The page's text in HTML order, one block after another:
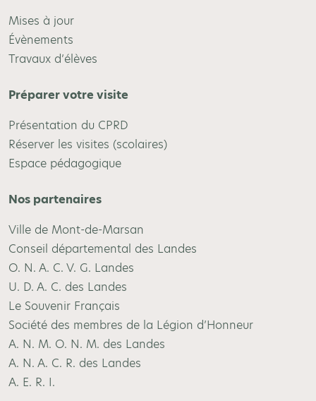
Mises à jour
Évènements
Travaux d’élèves
Préparer votre visite
Présentation du CPRD
Réserver les visites (scolaires)
Espace pédagogique
Nos partenaires
Ville de Mont-de-Marsan
Conseil départemental des Landes
O. N. A. C. V. G. Landes
U. D. A. C. des Landes
Le Souvenir Français
Société des membres de la Légion d’Honneur
A. N. M. O. N. M. des Landes
A. N. A. C. R. des Landes
A. E. R. I.